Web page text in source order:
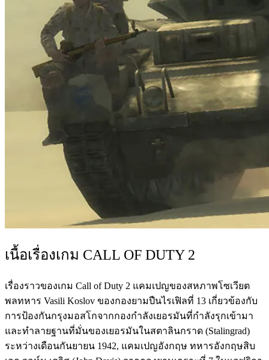
เนื้อเรื่องเกม CALL OF DUTY 2
เรื่องราวของเกม Call of Duty 2 แคมเปญของสหภาพโซเวียต
พลทหาร Vasili Koslov ของกองยามปืนไรเฟิลที่ 13 เกี่ยวข้องกับ
การป้องกันกรุงมอสโกจากกองกำลังเยอรมันที่กำลังรุกเข้ามา
และทำลายฐานที่มั่นของเยอรมันในสตาลินกราด (Stalingrad)
ระหว่างเดือนกันยายน 1942, แคมเปญอังกฤษ ทหารอังกฤษสิบ